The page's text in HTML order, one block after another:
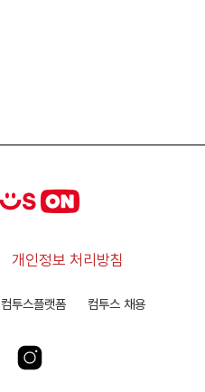
개인정보 처리방침
컴투스플랫폼 컴투스 채용